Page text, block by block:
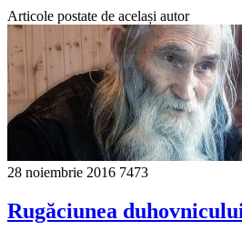
Articole postate de același autor
28 noiembrie 2016 7473
Rugăciunea